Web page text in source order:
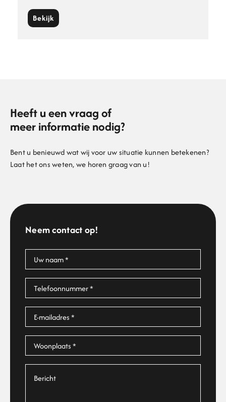
Bekijk
Heeft u een vraag of
meer informatie nodig?
Bent u benieuwd wat wij voor uw situatie kunnen betekenen?
Laat het ons weten, we horen graag van u!
Neem contact op!